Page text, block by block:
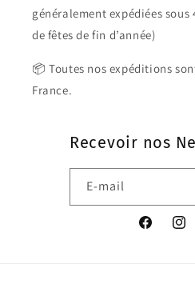
généralement expédiées sous
de fêtes de fin d’année)
📦 Toutes nos expéditions
France.
Recevoir nos
E-mail
Facebook